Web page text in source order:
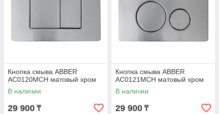
Кнопка смыва ABBER
AC0120MCH матовый хром
В наличии
29 900 ₸
Кнопка смыва ABBER
AC0121MCH матовый хром
В наличии
29 900 ₸